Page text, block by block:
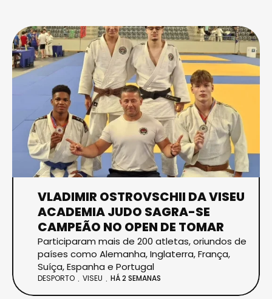
VLADIMIR OSTROVSCHII DA VISEU
ACADEMIA JUDO SAGRA-SE
CAMPEÃO NO OPEN DE TOMAR
Participaram mais de 200 atletas, oriundos de
países como Alemanha, Inglaterra, França,
Suíça, Espanha e Portugal
DESPORTO VISEU HÁ 2 SEMANAS